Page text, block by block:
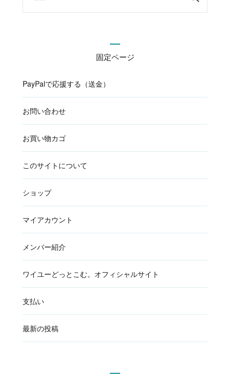
固定ページ
PayPalで応援する（送金）
お問い合わせ
お買い物カゴ
このサイトについて
ショップ
マイアカウント
メンバー紹介
ワイユーどっとこむ。オフィシャルサイト
支払い
最新の投稿